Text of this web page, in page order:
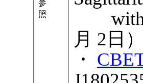
参
照
with a
月 2日）
・